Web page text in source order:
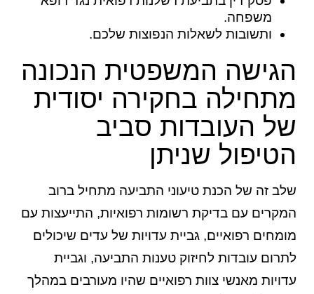
משפחה.
ותשובות לשאלות הנפוצות שלכם.
הגישה המשפטית הנכונה
מתחילה בחקירה יסודית
של העובדות סביב
הטיפול שניתן
שלב זה של הכנת טיעוני התביעה מתחיל ברוב
המקרים עם בדיקת רשומות רפואיות, התייעצות עם
מומחים רפואיים, גביית עדויות של עדים שיכולים
לתרום עובדות לחיזוק טענות התביעה, וגביית
עדויות מאנשי צוות רפואיים שהיו מעורבים במהלך